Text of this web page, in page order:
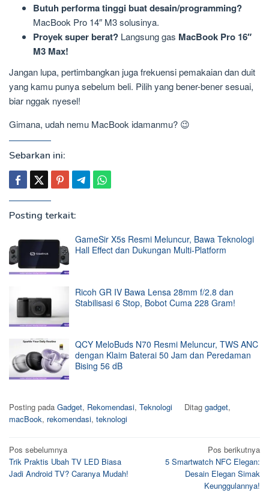
Butuh performa tinggi buat desain/programming?
MacBook Pro 14″ M3 solusinya.
Proyek super berat? Langsung gas MacBook Pro 16″
M3 Max!
Jangan lupa, pertimbangkan juga frekuensi pemakaian dan duit
yang kamu punya sebelum beli. Pilih yang bener-bener sesuai,
biar nggak nyesel!
Gimana, udah nemu MacBook idamanmu? 😉
Sebarkan ini:
Posting terkait:
GameSir X5s Resmi Meluncur, Bawa Teknologi
Hall Effect dan Dukungan Multi-Platform
Ricoh GR IV Bawa Lensa 28mm f/2.8 dan
Stabilisasi 6 Stop, Bobot Cuma 228 Gram!
QCY MeloBuds N70 Resmi Meluncur, TWS ANC
dengan Klaim Baterai 50 Jam dan Peredaman
Bising 56 dB
Posting pada Gadget, Rekomendasi, Teknologi Ditag gadget,
macBook, rekomendasi, teknologi
Navigasi
pos
Pos sebelumnya
Trik Praktis Ubah TV LED Biasa
Jadi Android TV? Caranya Mudah!
Pos berikutnya
5 Smartwatch NFC Elegan:
Desain Elegan Simak
Keunggulannya!